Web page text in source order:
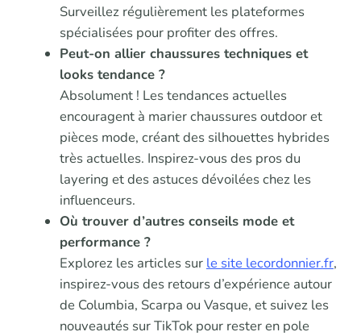
Surveillez régulièrement les plateformes
spécialisées pour profiter des offres.
Peut-on allier chaussures techniques et
looks tendance ?
Absolument ! Les tendances actuelles
encouragent à marier chaussures outdoor et
pièces mode, créant des silhouettes hybrides
très actuelles. Inspirez-vous des pros du
layering et des astuces dévoilées chez les
influenceurs.
Où trouver d’autres conseils mode et
performance ?
Explorez les articles sur le site lecordonnier.fr,
inspirez-vous des retours d’expérience autour
de Columbia, Scarpa ou Vasque, et suivez les
nouveautés sur TikTok pour rester en pole